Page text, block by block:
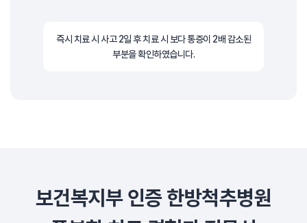
즉시 치료 시 사고 2일 후 치료 시 보다 통증이 2배 감소된
부분을 확인하였습니다.
보건복지부 인증 한방척추병원